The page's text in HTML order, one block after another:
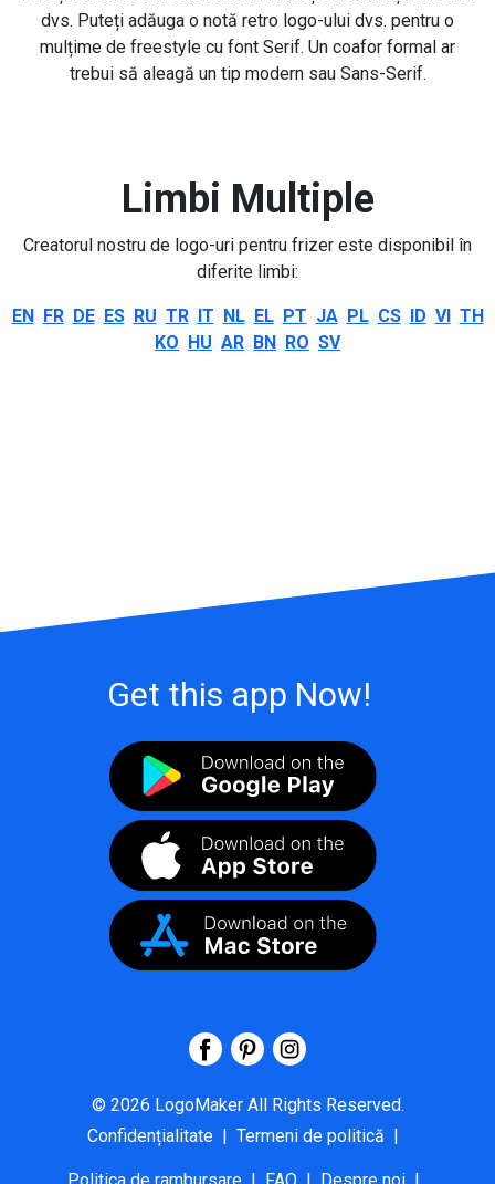
dvs. Puteți adăuga o notă retro logo-ului dvs. pentru o
mulțime de freestyle cu font Serif. Un coafor formal ar
trebui să aleagă un tip modern sau Sans-Serif.
Limbi Multiple
Creatorul nostru de logo-uri pentru frizer este disponibil în
diferite limbi:
EN FR DE ES RU TR IT NL EL PT JA PL CS ID VI TH
KO HU AR BN RO SV
Get this app Now!
© 2026 LogoMaker All Rights Reserved.
Confidențialitate | Termeni de politică |